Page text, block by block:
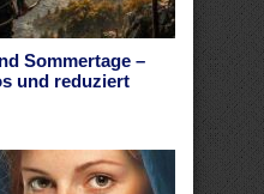
Sommertage –
und reduziert